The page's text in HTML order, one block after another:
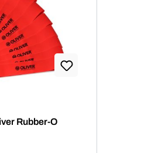
Rubber-O